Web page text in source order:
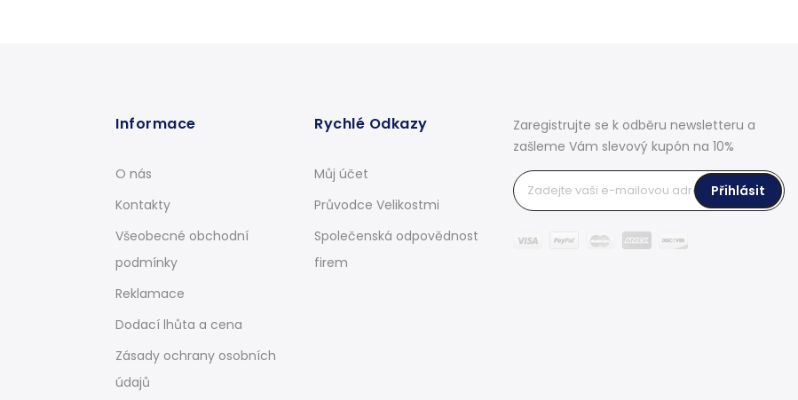
Informace
O nás
Kontakty
Všeobecné obchodní
podmínky
Reklamace
Dodací lhůta a cena
Zásady ochrany osobních
údajů
Rychlé Odkazy
Můj účet
Průvodce Velikostmi
Společenská odpovědnost
firem
Zaregistrujte se k odběru newsletteru a
zašleme Vám slevový kupón na 10%
Přihlásit